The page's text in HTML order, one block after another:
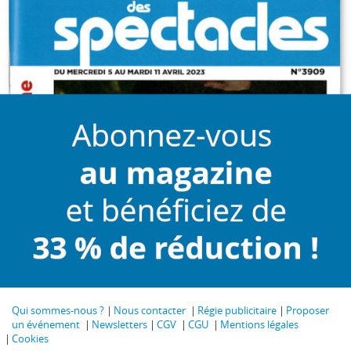
Qui sommes-nous ? Nous contacter Régie publicitaire
Proposer
un événement
Newsletters CGV CGU
Mentions légales
Cookies